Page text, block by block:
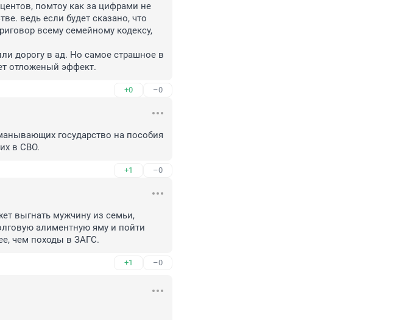
помтоу как за цифрами не
ведь если будет сказано, что
всему семейному кодексу,
дорогу в ад. Но самое страшное в
отложеный эффект.
+0 –0
государство на пособия
в СВО.
+1 –0
выгнать мужчину из семьи,
алиментную яму и пойти
чем походы в ЗАГС.
+1 –0